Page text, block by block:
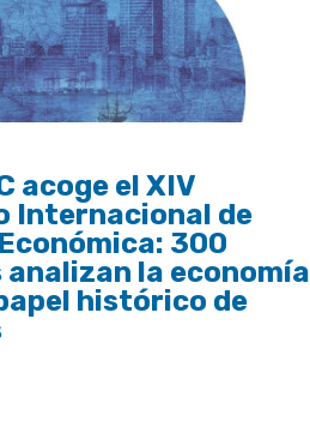
acoge el XIV
Internacional de
300
la economía
histórico de